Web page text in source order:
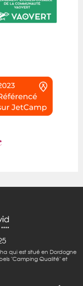
qui est situé en Dordogne
"Camping Qualité" et